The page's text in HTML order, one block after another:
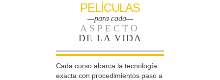
PELÍCULAS
—para cada—
ASPECTO
DE LA VIDA
Cada curso abarca la tecnología
exacta con procedimientos paso a